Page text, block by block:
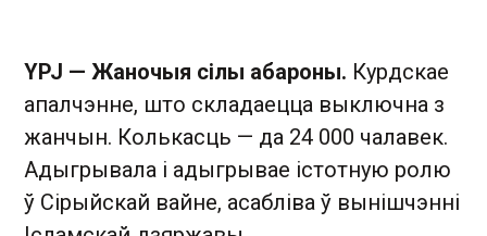
YPJ — Жаночыя сілы абароны. Курдскае
апалчэнне, што складаецца выключна з
жанчын. Колькасць — да 24 000 чалавек.
Адыгрывала і адыгрывае істотную ролю
ў Сірыйскай вайне, асабліва ў вынішчэнні